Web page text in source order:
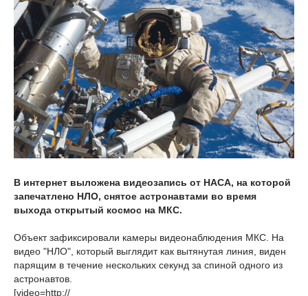
В интернет выложена видеозапись от НАСА, на которой
запечатлено НЛО, снятое астронавтами во время
выхода открытый космос на МКС.
Объект зафиксировали камеры видеонаблюдения МКС. На
видео "НЛО", который выглядит как вытянутая линия, виден
парящим в течение нескольких секунд за спиной одного из
астронавтов.
[video=http://